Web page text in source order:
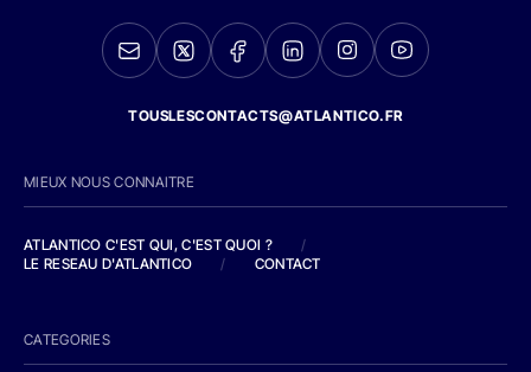
TOUSLESCONTACTS@ATLANTICO.FR
MIEUX NOUS CONNAITRE
ATLANTICO C'EST QUI, C'EST QUOI ?
/
LE RESEAU D'ATLANTICO
/ CONTACT
CATEGORIES